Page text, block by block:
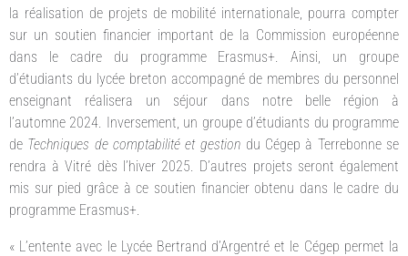
la réalisation de projets de mobilité internationale, pourra compter
sur un soutien financier important de la Commission européenne
dans le cadre du programme Erasmus+. Ainsi, un groupe
d’étudiants du lycée breton accompagné de membres du personnel
enseignant réalisera un séjour dans notre belle région à
l’automne 2024. Inversement, un groupe d’étudiants du programme
de Techniques de comptabilité et gestion du Cégep à Terrebonne se
rendra à Vitré dès l’hiver 2025. D’autres projets seront également
mis sur pied grâce à ce soutien financier obtenu dans le cadre du
programme Erasmus+.
« L’entente avec le Lycée Bertrand d’Argentré et le Cégep permet la